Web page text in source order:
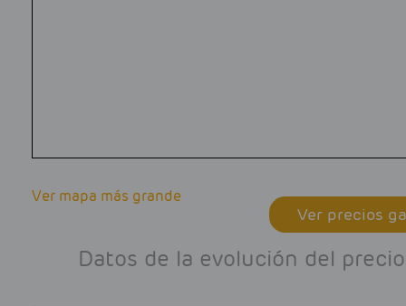
Ver mapa más grande
Ver precios
Datos de la evolución del